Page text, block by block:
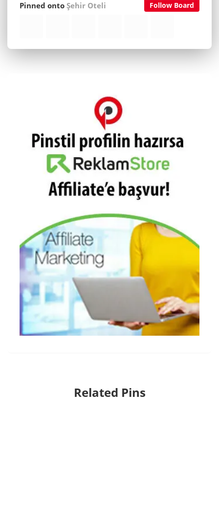
Follow Board
Pinned ontoŞehir Oteli
Related Pins